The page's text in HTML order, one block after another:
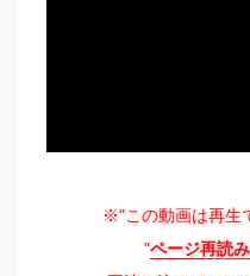
※"この動画は再生
"ページ再読